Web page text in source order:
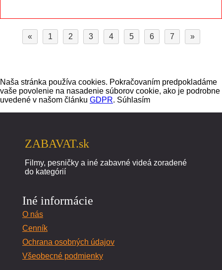
« 1 2 3 4 5 6 7 »
Naša stránka používa cookies. Pokračovaním predpokladáme
vaše povolenie na nasadenie súborov cookie, ako je podrobne
uvedené v našom článku GDPR. Súhlasím
ZABAVAT.sk
Filmy, pesničky a iné zabavné videá zoradené
do kategórií
Iné informácie
O nás
Cenník
Ochrana osobných údajov
Všeobecné podmienky